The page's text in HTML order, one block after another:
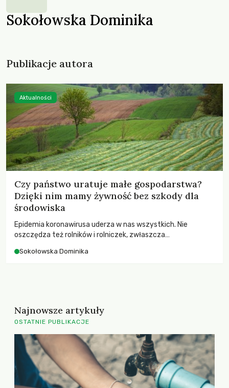
Sokołowska Dominika
Publikacje autora
Czy państwo uratuje małe gospodarstwa?
Dzięki nim mamy żywność bez szkody dla
środowiska
Epidemia koronawirusa uderza w nas wszystkich. Nie
oszczędza też rolników i rolniczek, zwłaszcza
Sokołowska Dominika
Aktualności
Najnowsze artykuły
OSTATNIE PUBLIKACJE